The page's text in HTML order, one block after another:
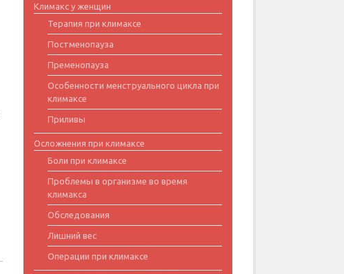
Климакс у женщин
Терапия при климаксе
Постменопауза
Пременопауза
Особенности менструального цикла при
климаксе
Приливы
Осложнения при климаксе
Боли при климаксе
Проблемы в организме во время
климакса
Обследования
Лишний вес
Операции при климаксе